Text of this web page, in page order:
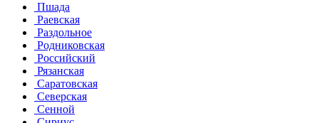
Пшада
Раевская
Раздольное
Родниковская
Российский
Рязанская
Саратовская
Северская
Сенной